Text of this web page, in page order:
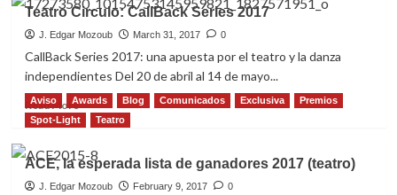
Teatro Circulo: CallBack Series 2017
J. Edgar Mozoub March 31, 2017 0
CallBack Series 2017: una apuesta por el teatro y la danza
independientes Del 20 de abril al 14 de mayo...
Read MoreRead
more
Teatro
Circulo:
CallBack
Aviso Awards Blog Comunicados Exclusiva
Premios
Spot-Light
Teatro
ACE, la esperada lista de ganadores 2017 (teatro)
J. Edgar Mozoub February 9, 2017 0